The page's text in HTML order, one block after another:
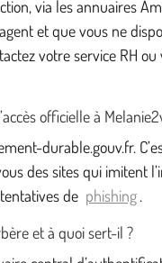
via les annuaires
et que vous ne
votre service RH ou
officielle à
durable.gouv.fr.
des sites qui imitent
de phishing .
et à quoi sert-il ?